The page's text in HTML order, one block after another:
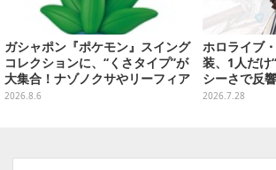
ガシャポン『ポケモン』スイング
コレクションに、“くさタイプ”が
大集合！ナゾノクサやリーフィア
など全5種が仲間入り
2026.8.6
ホロライブ
装、1人だけ
シーさで反
「こ、こん
のか？」と
2026.7.28